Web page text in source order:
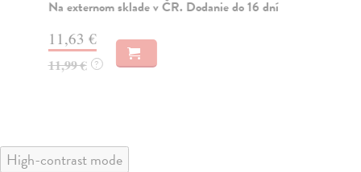
Na externom sklade v ČR. Dodanie do 16 dní
11,63 €
11,99 € ?
High-contrast mode